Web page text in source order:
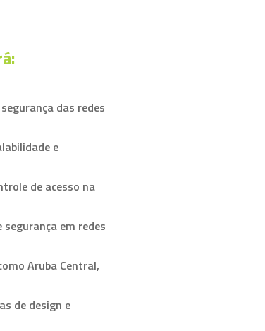
das redes
e
de acesso na
em redes
Aruba Central,
de design e